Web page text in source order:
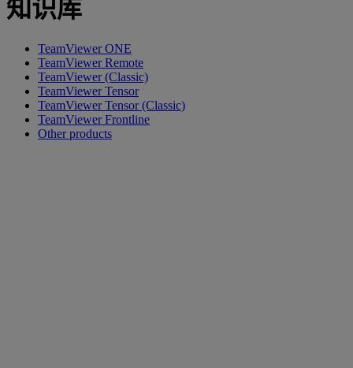
知识库
TeamViewer ONE
TeamViewer Remote
TeamViewer (Classic)
TeamViewer Tensor
TeamViewer Tensor (Classic)
TeamViewer Frontline
Other products